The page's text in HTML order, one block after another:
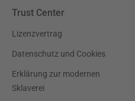
Trust Center
Lizenzvertrag
Datenschutz und Cookies
Erklärung zur modernen
Sklaverei